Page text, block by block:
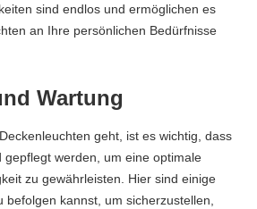
sind endlos und ermöglichen es
an Ihre persönlichen Bedürfnisse
Wartung
geht, ist es wichtig, dass
gepflegt werden, um eine optimale
zu gewährleisten. Hier sind einige
befolgen kannst, um sicherzustellen,